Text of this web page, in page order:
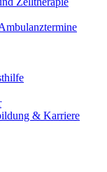
& Karriere